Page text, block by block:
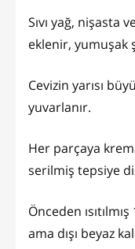
Sıvı yağ, nişasta
eklenir, yumuşak
Cevizin yarısı
yuvarlanır.
Her parçaya
serilmiş tepsiye
Önceden
ama dışı beyaz